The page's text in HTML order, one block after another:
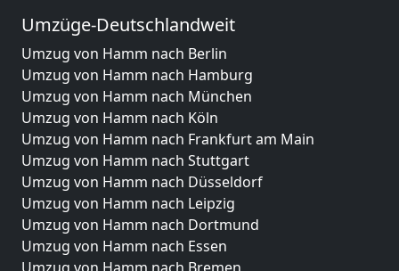
Umzüge-Deutschlandweit
Umzug von Hamm nach Berlin
Umzug von Hamm nach Hamburg
Umzug von Hamm nach München
Umzug von Hamm nach Köln
Umzug von Hamm nach Frankfurt am Main
Umzug von Hamm nach Stuttgart
Umzug von Hamm nach Düsseldorf
Umzug von Hamm nach Leipzig
Umzug von Hamm nach Dortmund
Umzug von Hamm nach Essen
Umzug von Hamm nach Bremen